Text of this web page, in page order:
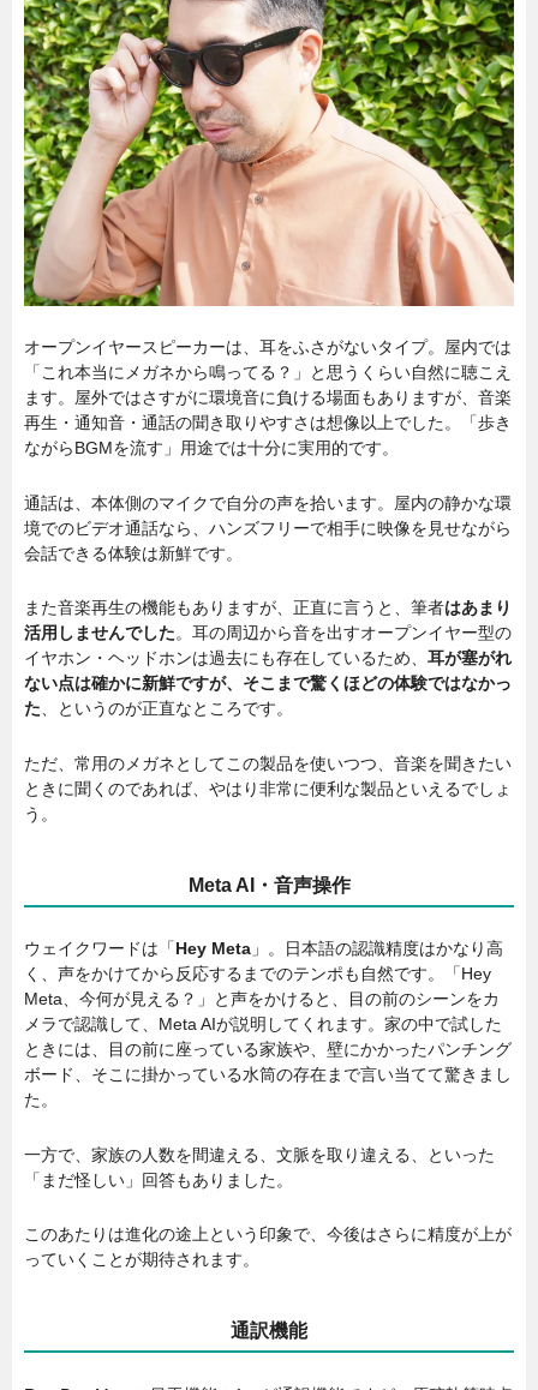
オープンイヤースピーカーは、耳をふさがないタイプ。屋内では
「これ本当にメガネから鳴ってる？」と思うくらい自然に聴こえ
ます。屋外ではさすがに環境音に負ける場面もありますが、音楽
再生・通知音・通話の聞き取りやすさは想像以上でした。「歩き
ながらBGMを流す」用途では十分に実用的です。
通話は、本体側のマイクで自分の声を拾います。屋内の静かな環
境でのビデオ通話なら、ハンズフリーで相手に映像を見せながら
会話できる体験は新鮮です。
また音楽再生の機能もありますが、正直に言うと、筆者はあまり
活用しませんでした。耳の周辺から音を出すオープンイヤー型の
イヤホン・ヘッドホンは過去にも存在しているため、 耳が塞がれ
ない点は確かに新鮮ですが、そこまで驚くほどの体験ではなかっ
た、というのが正直なところです。
ただ、常用のメガネとしてこの製品を使いつつ、音楽を聞きたい
ときに聞くのであれば、やはり非常に便利な製品といえるでしょ
う。
Meta AI・音声操作
ウェイクワードは「Hey Meta 」。日本語の認識精度はかなり高
く、声をかけてから反応するまでのテンポも自然です。「Hey
Meta、今何が見える？」と声をかけると、目の前のシーンをカ
メラで認識して、Meta AIが説明してくれます。家の中で試した
ときには、目の前に座っている家族や、壁にかかったパンチング
ボード、そこに掛かっている水筒の存在まで言い当てて驚きまし
た。
一方で、家族の人数を間違える、文脈を取り違える、といった
「まだ怪しい」回答もありました。
このあたりは進化の途上という印象で、今後はさらに精度が上が
っていくことが期待されます。
通訳機能